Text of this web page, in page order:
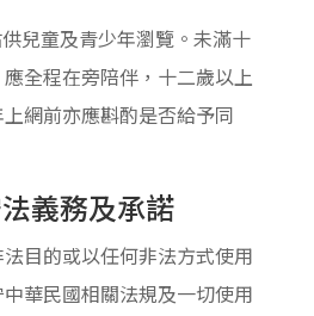
兒童及青少年瀏覽。未滿十
全程在旁陪伴，十二歲以上
網前亦應斟酌是否給予同
義務及承諾
目的或以任何非法方式使用
華民國相關法規及一切使用